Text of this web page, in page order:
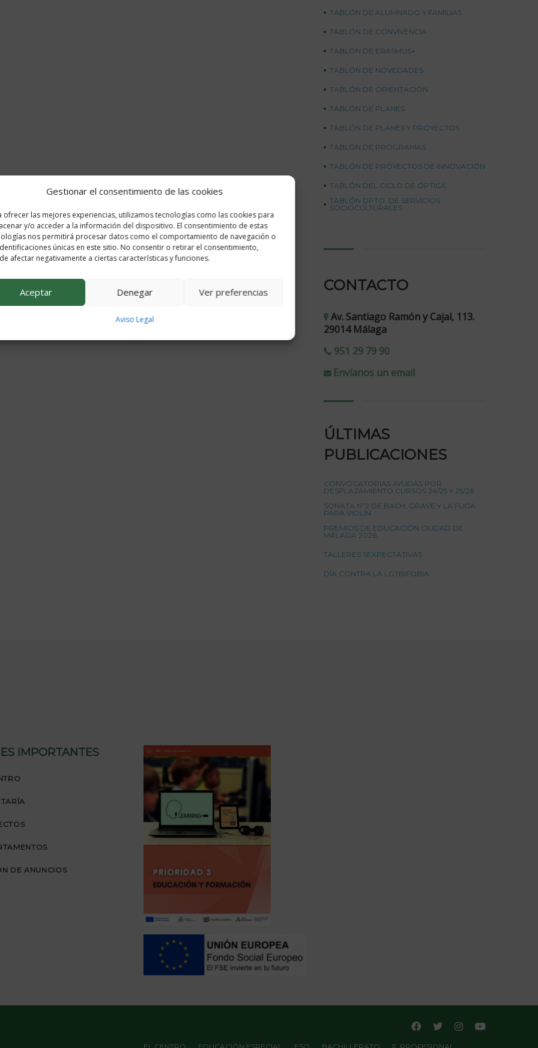
Gestionar el consentimiento de las cookies
ofrecer las mejores experiencias, utilizamos tecnologías como las cookies para
y/o acceder a la información del dispositivo. El consentimiento de estas
nos permitirá procesar datos como el comportamiento de navegación o
únicas en este sitio. No consentir o retirar el consentimiento,
afectar negativamente a ciertas características y funciones.
Aceptar Denegar Ver preferencias
Aviso Legal
TABLÓN DE ALUMNADO Y FAMILIAS
TABLÓN DE CONVIVENCIA
TABLÓN DE ERASMUS+
TABLÓN DE NOVEDADES
TABLÓN DE ORIENTACIÓN
TABLÓN DE PLANES
TABLÓN DE PLANES Y PROYECTOS
TABLÓN DE PROGRAMAS
TABLÓN DE PROYECTOS DE INNOVACIÓN
TABLÓN DEL CICLO DE ÓPTICA
TABLÓN DPTO. DE SERVICIOS
SOCIOCULTURALES
CONTACTO
Av. Santiago Ramón y Cajal, 113.
29014 Málaga
951 29 79 90
Envíanos un email
ÚLTIMAS
PUBLICACIONES
CONVOCATORIAS AYUDAS POR
DESPLAZAMIENTO CURSOS 24/25 Y 25/26
SONATA Nº2 DE BACH, GRAVE Y LA FUGA
PARA VIOLÍN
PREMIOS DE EDUCACIÓN CIUDAD DE
MÁLAGA 2026
TALLERES SEXPECTATIVAS
DÍA CONTRA LA LGTBIFOBIA
IMPORTANTES
DE ANUNCIOS
EL CENTRO EDUCACIÓN ESPECIAL ESO BACHILLERATO F. PROFESIONAL